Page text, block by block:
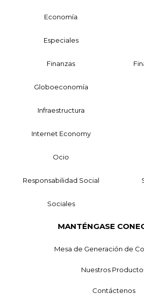
Economía
Especiales
Finanzas
Globoeconomía
Infraestructura
Internet Economy
Ocio
Responsabilidad Social
Sociales
MANTÉNGASE
Mesa de Generación de
Nuestros
Contáctenos